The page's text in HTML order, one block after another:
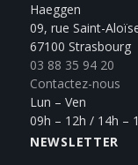
Haeggen
09, rue Saint-
67100 Strasbourg
03 88 35 94 20
Contactez-nous
Lun – Ven
09h – 12h / 14h –
NEWSLETTER